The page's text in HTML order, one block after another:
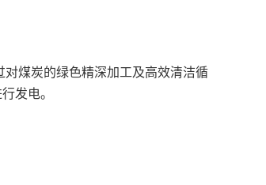
对煤炭的绿色精深加工及高效清洁循
发电。